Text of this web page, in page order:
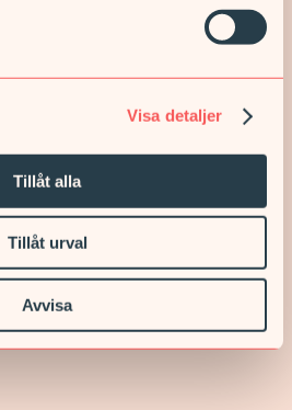
Visa detaljer
Tillåt alla
Tillåt urval
Avvisa
erbjuder vi trygg och nära vård som
och behov.
psykiatri och